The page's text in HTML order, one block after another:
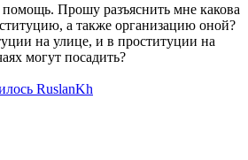
Прошу разъяснить мне какова
а также организацию оной?
на улице, и в проституции на
могут посадить?
RuslanKh